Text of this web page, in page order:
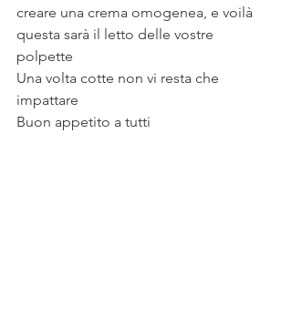
creare una crema omogenea, e voilà
questa sarà il letto delle vostre
polpette
Una volta cotte non vi resta che
impattare
Buon appetito a tutti